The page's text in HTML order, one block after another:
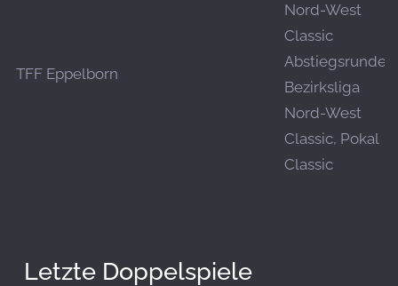
TFF Eppelborn
Nord-West
Classic
Abstiegsrunde,
Bezirksliga
Nord-West
Classic, Pokal
Classic
Letzte Doppelspiele